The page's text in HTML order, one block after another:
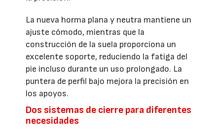
La nueva horma plana y neutra mantiene un
ajuste cómodo, mientras que la
construcción de la suela proporciona un
excelente soporte, reduciendo la fatiga del
pie incluso durante un uso prolongado. La
puntera de perfil bajo mejora la precisión en
los apoyos.
Dos sistemas de cierre para diferentes
necesidades